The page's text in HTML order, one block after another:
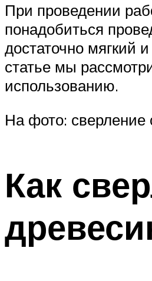
При проведении
понадобиться
достаточно мягкий
статье мы
использованию.
На фото: сверление
Как